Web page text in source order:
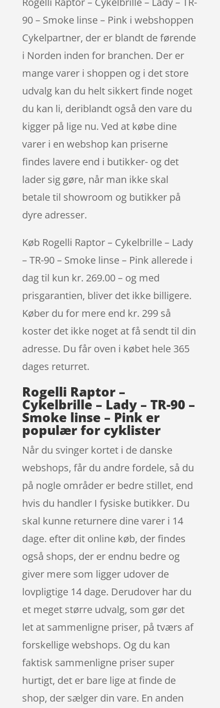
90 – Smoke linse – Pink i webshoppen
Cykelpartner, der er blandt de førende
i Norden inden for branchen. Der er
mange varer i shoppen og i det store
udvalg kan du helt sikkert finde noget
du kan li, deriblandt også den vare du
kigger på lige nu. Ved at købe dine
varer i en webshop kan priserne
findes lavere end i butikker- og det
lader sig gøre, når man ikke skal
betale til showroom og butikker på
dyre adresser.
Køb Rogelli Raptor – Cykelbrille – Lady
– TR-90 – Smoke linse – Pink allerede i
dag til kun kr. 269.00 – og med
prisgarantien, bliver det ikke billigere.
Køber du for mere end kr. 299 så
koster det ikke noget at få sendt til din
adresse. Du får oven i købet hele 365
dages returret.
Rogelli Raptor –
Cykelbrille – Lady – TR-90 –
Smoke linse – Pink er
populær for cyklister
Når du svinger kortet i de danske
webshops, får du andre fordele, så du
på nogle områder er bedre stillet, end
hvis du handler I fysiske butikker. Du
skal kunne returnere dine varer i 14
dage. efter dit online køb, der findes
også shops, der er endnu bedre og
giver mere som ligger udover de
lovpligtige 14 dage. Derudover har du
et meget større udvalg, som gør det
let at sammenligne priser, på tværs af
forskellige webshops. Og du kan
faktisk sammenligne priser super
hurtigt, det er bare lige at finde de
shop, der sælger din vare. En anden